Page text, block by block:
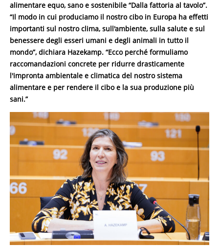
alimentare equo, sano e sostenibile “Dalla fattoria al tavolo”.
“Il modo in cui produciamo il nostro cibo in Europa ha effetti
importanti sul nostro clima, sull'ambiente, sulla salute e sul
benessere degli esseri umani e degli animali in tutto il
mondo”, dichiara Hazekamp. “Ecco perché formuliamo
raccomandazioni concrete per ridurre drasticamente
l'impronta ambientale e climatica del nostro sistema
alimentare e per rendere il cibo e la sua produzione più
sani.”